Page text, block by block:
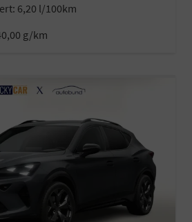
6,20 l/100km
g/km